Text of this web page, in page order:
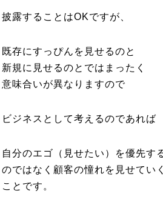
披露することはOKですが、
既存にすっぴんを見せるのと
新規に見せるのとではまったく
意味合いが異なりますので
ビジネスとして考えるのであれば
自分のエゴ（見せたい）を優先す
のではなく顧客の憧れを見せていく
ことです。